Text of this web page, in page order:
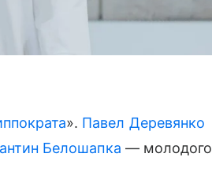
». Павел Деревянко
Белошапка — молодого